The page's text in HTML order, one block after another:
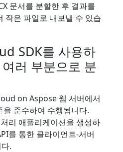
문서를 분할한 후 결과를
작은 파일로 내보낼 수 있습
SDK를 사용하
러 부분으로 분
on Aspose 웹 서버에서
준수하여 수행됩니다.
리 애플리케이션을 생성하
를 통한 클라이언트-서버
.